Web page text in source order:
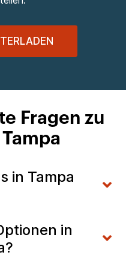
Fragen zu
in Tampa
in